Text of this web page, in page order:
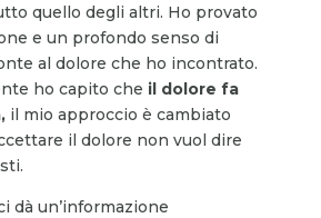
quello degli altri. Ho provato
e un profondo senso di
al dolore che ho incontrato.
ho capito che il dolore fa
il mio approccio è cambiato
il dolore non vuol dire
dà un’informazione